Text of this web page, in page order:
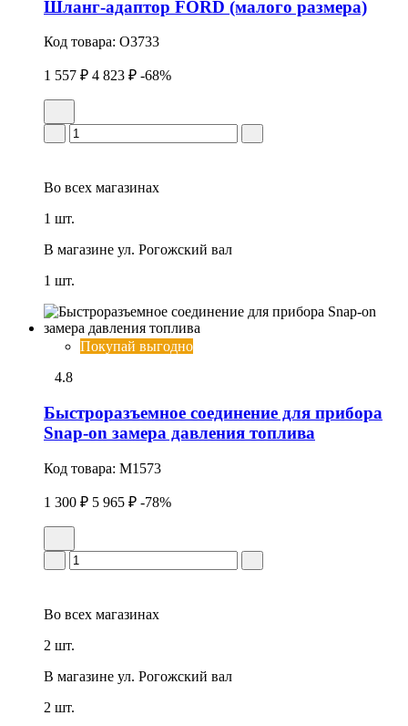
Шланг-адаптор FORD (малого размера)
Код товара: O3733
1 557 ₽ 4 823 ₽ -68%
Во всех магазинах
1 шт.
В магазине ул. Рогожский вал
1 шт.
Покупай выгодно
4.8
Быстроразъемное соединение для прибора
Snap-on замера давления топлива
Код товара: M1573
1 300 ₽ 5 965 ₽ -78%
Во всех магазинах
2 шт.
В магазине ул. Рогожский вал
2 шт.